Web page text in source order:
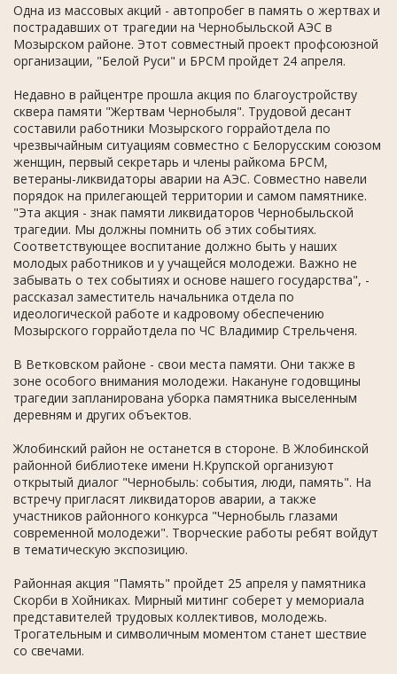
Одна из массовых акций - автопробег в память о жертвах и
пострадавших от трагедии на Чернобыльской АЭС в
Мозырском районе. Этот совместный проект профсоюзной
организации, "Белой Руси" и БРСМ пройдет 24 апреля.
Недавно в райцентре прошла акция по благоустройству
сквера памяти "Жертвам Чернобыля". Трудовой десант
составили работники Мозырского горрайотдела по
чрезвычайным ситуациям совместно с Белорусским союзом
женщин, первый секретарь и члены райкома БРСМ,
ветераны-ликвидаторы аварии на АЭС. Совместно навели
порядок на прилегающей территории и самом памятнике.
"Эта акция - знак памяти ликвидаторов Чернобыльской
трагедии. Мы должны помнить об этих событиях.
Соответствующее воспитание должно быть у наших
молодых работников и у учащейся молодежи. Важно не
забывать о тех событиях и основе нашего государства", -
рассказал заместитель начальника отдела по
идеологической работе и кадровому обеспечению
Мозырского горрайотдела по ЧС Владимир Стрельченя.
В Ветковском районе - свои места памяти. Они также в
зоне особого внимания молодежи. Накануне годовщины
трагедии запланирована уборка памятника выселенным
деревням и других объектов.
Жлобинский район не останется в стороне. В Жлобинской
районной библиотеке имени Н.Крупской организуют
открытый диалог "Чернобыль: события, люди, память". На
встречу пригласят ликвидаторов аварии, а также
участников районного конкурса "Чернобыль глазами
современной молодежи". Творческие работы ребят войдут
в тематическую экспозицию.
Районная акция "Память" пройдет 25 апреля у памятника
Скорби в Хойниках. Мирный митинг соберет у мемориала
представителей трудовых коллективов, молодежь.
Трогательным и символичным моментом станет шествие
со свечами.